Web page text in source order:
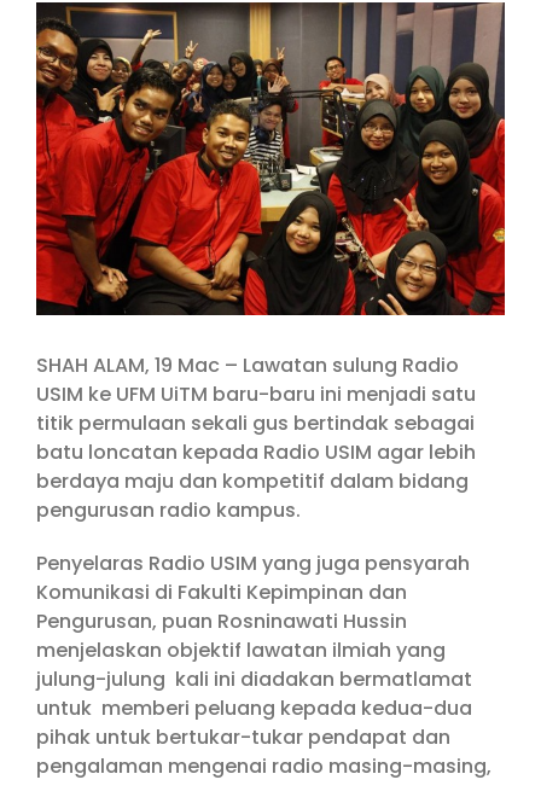
View
Larger
Image
SHAH ALAM, 19 Mac – Lawatan sulung Radio
USIM ke UFM UiTM baru-baru ini menjadi satu
titik permulaan sekali gus bertindak sebagai
batu loncatan kepada Radio USIM agar lebih
berdaya maju dan kompetitif dalam bidang
pengurusan radio kampus.
Penyelaras Radio USIM yang juga pensyarah
Komunikasi di Fakulti Kepimpinan dan
Pengurusan, puan Rosninawati Hussin
menjelaskan objektif lawatan ilmiah yang
julung-julung kali ini diadakan bermatlamat
untuk memberi peluang kepada kedua-dua
pihak untuk bertukar-tukar pendapat dan
pengalaman mengenai radio masing-masing,